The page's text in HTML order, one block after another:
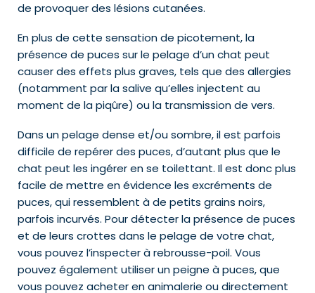
de provoquer des lésions cutanées.
En plus de cette sensation de picotement, la
présence de puces sur le pelage d’un chat peut
causer des effets plus graves, tels que des allergies
(notamment par la salive qu’elles injectent au
moment de la piqûre) ou la transmission de vers.
Dans un pelage dense et/ou sombre, il est parfois
difficile de repérer des puces, d’autant plus que le
chat peut les ingérer en se toilettant. Il est donc plus
facile de mettre en évidence les excréments de
puces, qui ressemblent à de petits grains noirs,
parfois incurvés. Pour détecter la présence de puces
et de leurs crottes dans le pelage de votre chat,
vous pouvez l’inspecter à rebrousse-poil. Vous
pouvez également utiliser un peigne à puces, que
vous pouvez acheter en animalerie ou directement